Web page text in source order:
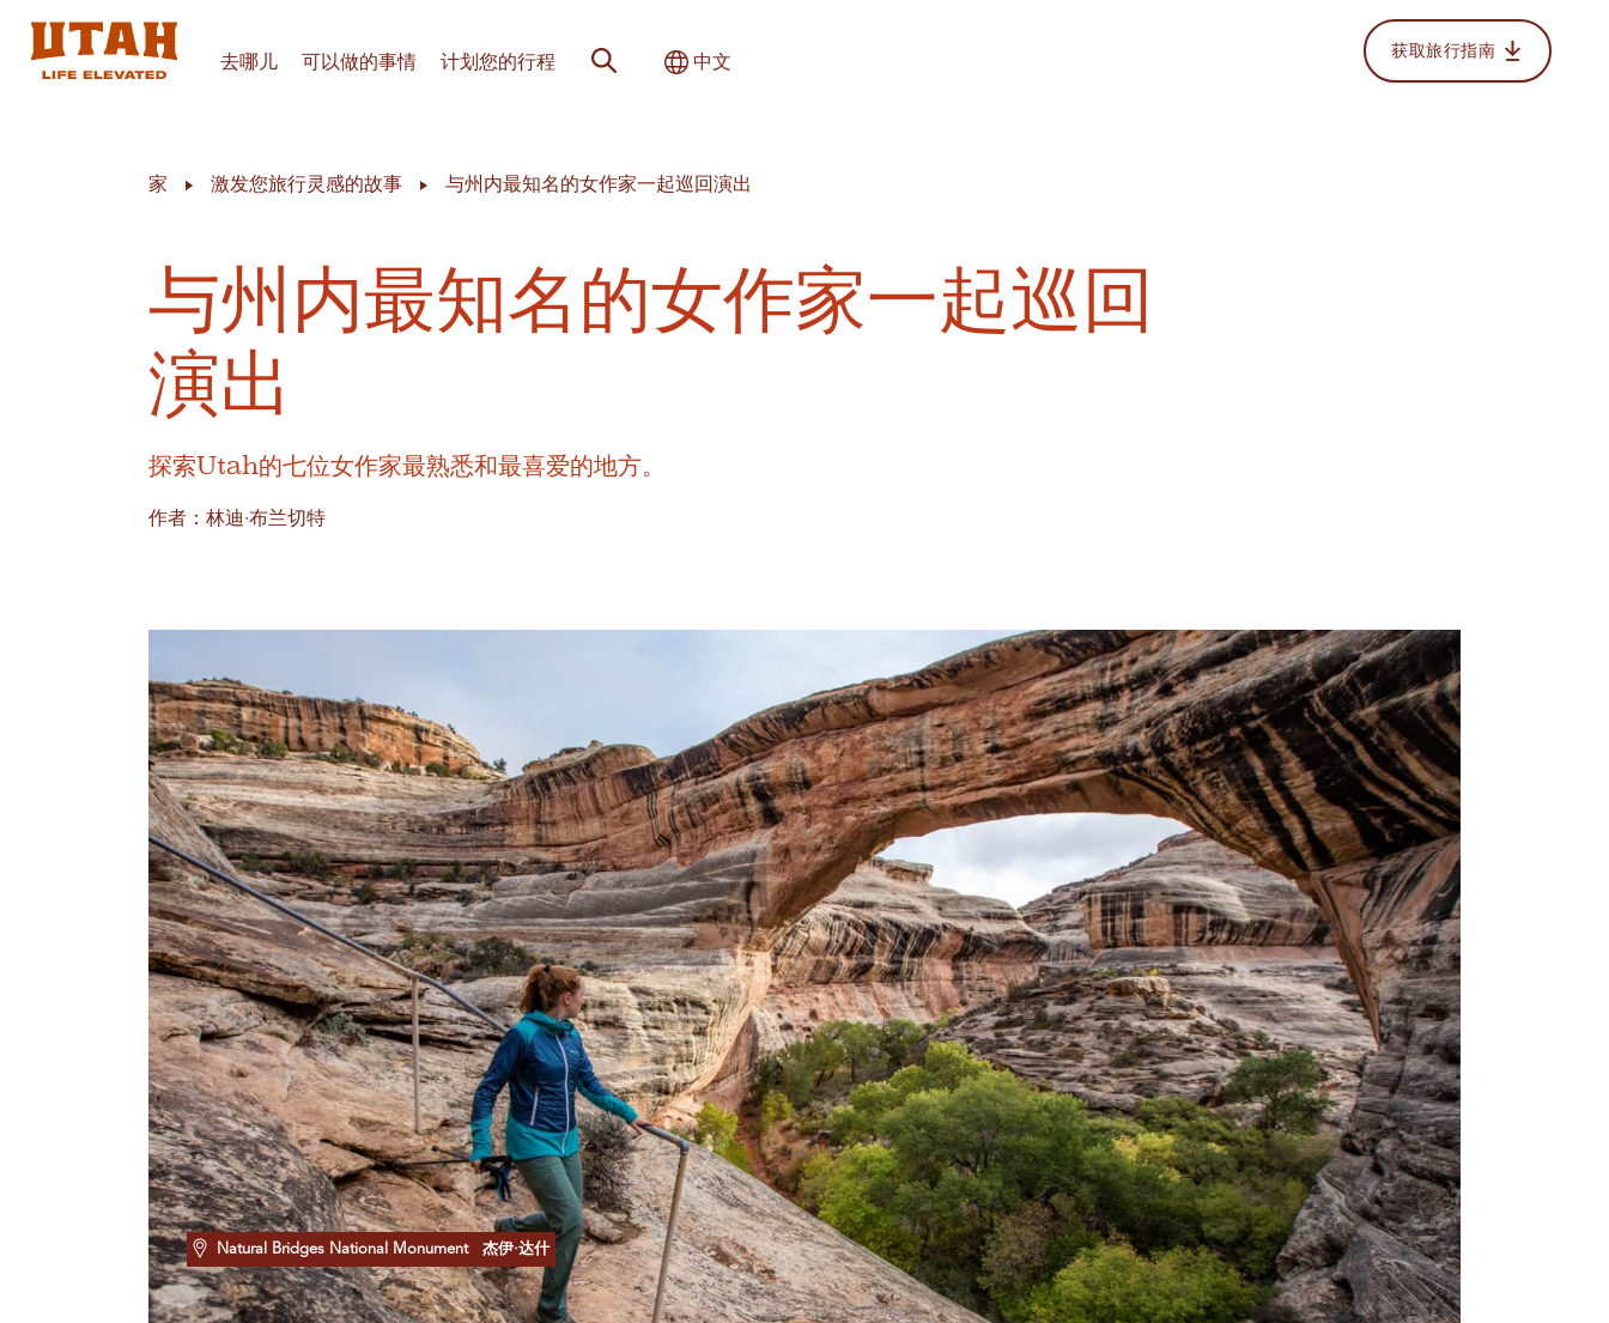
去哪儿 可以做的事情 计划您的行程 网站搜索切换国际
中文 获取旅行指南
家 激发您旅行灵感的故事 与州内最知名的女作家一起巡回演出
与州内最知名的女作家一起巡回
演出
探索Utah的七位女作家最熟悉和最喜爱的地方。
作者：林迪·布兰切特
Natural Bridges National Monument 杰伊·达什